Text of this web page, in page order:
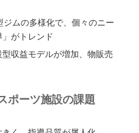
ムの多様化で、個々のニー
がトレンド
収益モデルが増加、物販売
ポーツ施設の課題